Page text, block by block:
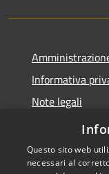
Informativa
Note legali
Dichiarazione
Questo sito web
necessari al